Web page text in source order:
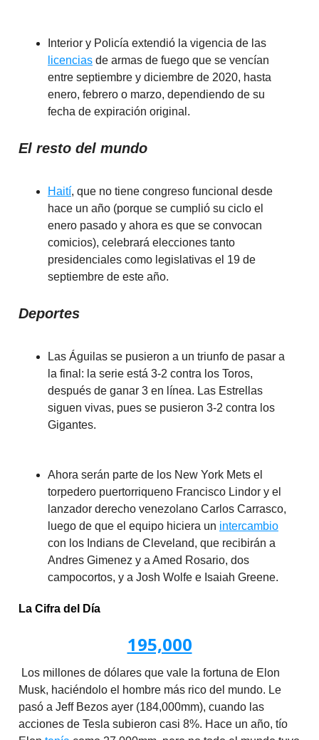
Interior y Policía extendió la vigencia de las
licencias de armas de fuego que se vencían
entre septiembre y diciembre de 2020, hasta
enero, febrero o marzo, dependiendo de su
fecha de expiración original.
El resto del mundo
Haití, que no tiene congreso funcional desde
hace un año (porque se cumplió su ciclo el
enero pasado y ahora es que se convocan
comicios), celebrará elecciones tanto
presidenciales como legislativas el 19 de
septiembre de este año.
Deportes
Las Águilas se pusieron a un triunfo de pasar a
la final: la serie está 3-2 contra los Toros,
después de ganar 3 en línea. Las Estrellas
siguen vivas, pues se pusieron 3-2 contra los
Gigantes.
Ahora serán parte de los New York Mets el
torpedero puertorriqueno Francisco Lindor y el
lanzador derecho venezolano Carlos Carrasco,
luego de que el equipo hiciera un intercambio
con los Indians de Cleveland, que recibirán a
Andres Gimenez y a Amed Rosario, dos
campocortos, y a Josh Wolfe e Isaiah Greene.
La Cifra del Día
195,000
Los millones de dólares que vale la fortuna de Elon
Musk, haciéndolo el hombre más rico del mundo. Le
pasó a Jeff Bezos ayer (184,000mm), cuando las
acciones de Tesla subieron casi 8%. Hace un año, tío